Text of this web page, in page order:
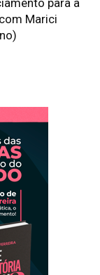
para a
Marici